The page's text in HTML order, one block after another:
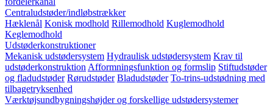
Centraludstøder/indløbstrækker
Hæklenål Konisk modhold Rillemodhold Kuglemodhold
Keglemodhold
Udstøderkonstruktioner
Mekanisk udstødersystem Hydraulisk udstødersystem Krav til
udstøderkonstruktion Afformningsfunktion og formslip Stiftudstøder
og fladudstøder Rørudstøder Bladudstøder To-trins-udstødning med
tilbagetryksenhed
Værktøjsundbygningshøjder og forskellige udstødersystemer